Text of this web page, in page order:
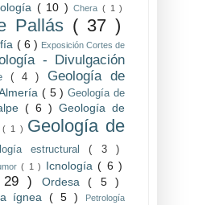
( 10 )Chera( 1 )
Pallás ( 37 )
( 6 ) Exposición Cortes de
- Divulgación
( 4 ) Geología de
( 5 )Geología de
( 6 )Geología de
( 1 ) Geología de
estructural( 3 )
( 1 ) Icnología( 6 )
) Ordesa( 5 )
ígnea( 5 )
Petrología